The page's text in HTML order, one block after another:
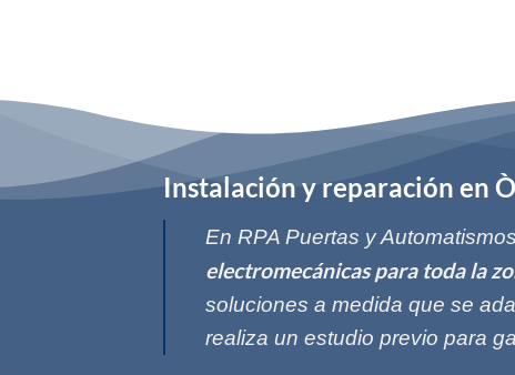
Instalación y reparación en
En RPA Puertas y
electromecánicas para toda la
soluciones a medida que se
realiza un estudio previo para